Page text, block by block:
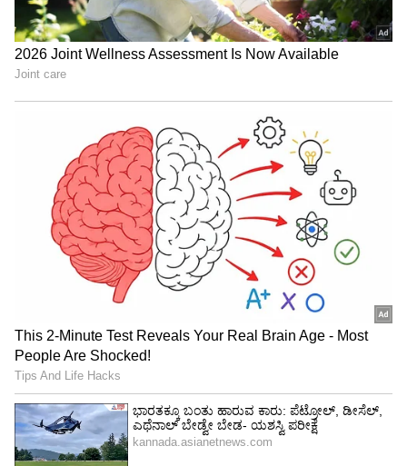
ಕುಮಾರಸ್ವಾಮಿ ರಾಮನಗರ, ಚನ್ನಪಟ್ಟಣದಲ್ಲಿಗೆದ್ದು ಅಭಿವೃದ್ಧಿ
ಮಾಡಿಲ್ಲ, ಇಲ್ಲಿನ ಜನರ ಕೈಗೆ ಸಿಗೋದಿಲ್ಲ, ಗೆದ್ದು ಜನ ಸಂಪರ್ಕ
ಮಾಡಿಲ್ಲ, ಚುನಾವಣೆಯಲ್ಲಿ ಮಾತ್ರ ಸಿಗ್ತಾರೆ, ವಿಧಾನಸಭೆಯಲ್ಲಿ
ಅವರು ಮಾತನಾಡಿದ್ದು ಅವರನ್ನು ಬಿಂಬಿಸುತ್ತೆ. ಆ ರೀತಿಯ
ಮಾತು ರಾಜಕಾರಣಿಗಳಿಗೆ ಅವಮರ್ಯಾದೆ ಎಂದು
ಎಚ್ಚಿಕೆ ಚುನಾವಣೆಯ ಕೊನೆಯಲ್ಲಿ ಬರೋದನ್ನ ಕಲಿತಿದ್ದಾರೆ,
ಚುನಾವಣೆಗೆ ಹಣ, ಆಮಿಷ, ಕಣ್ಣೀರು ಕೆಲಸ ಮಾಡಲ್ಲ,
ಮಾಡಿರುವ ಕೆಲಸಗಳನ್ನ ಜನ ನೋಡಿದ್ದಾರೆ. ಜನಸಂಪರ್ಕ
ಚುನಾವಣೆಯಲ್ಲಿ ಶಕ್ತಿ ತೋರಲಿದೆ. ಕಾಂಗ್ರೆಸ್ ಅಭ್ಯರ್ಥಿ